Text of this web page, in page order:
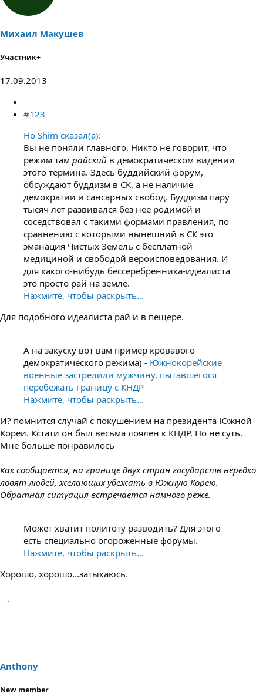
Михаил Макушев
Участник+
17.09.2013
#123
Ho Shim сказал(а):
Вы не поняли главного. Никто не говорит, что
режим там райский в демократическом видении
этого термина. Здесь буддийский форум,
обсуждают буддизм в СК, а не наличие
демократии и сансарных свобод. Буддизм пару
тысяч лет развивался без нее родимой и
соседствовал с такими формами правления, по
сравнению с которыми нынешний в СК это
эманация Чистых Земель с бесплатной
медициной и свободой вероисповедования. И
для какого-нибудь бессеребренника-идеалиста
это просто рай на земле.
Нажмите, чтобы раскрыть...
Для подобного идеалиста рай и в пещере.
А на закуску вот вам пример кровавого
демократического режима) - Южнокорейские
военные застрелили мужчину, пытавшегося
перебежать границу с КНДР
Нажмите, чтобы раскрыть...
И? помнится случай с покушением на президента Южной
Кореи. Кстати он был весьма лоялен к КНДР. Но не суть.
Мне больше понравилось
Как сообщается, на границе двух стран государств нередко
ловят людей, желающих убежать в Южную Корею.
Обратная ситуация встречается намного реже.
Может хватит политоту разводить? Для этого
есть специально огороженные форумы.
Нажмите, чтобы раскрыть...
Хорошо, хорошо...затыкаюсь.
Anthony
New member